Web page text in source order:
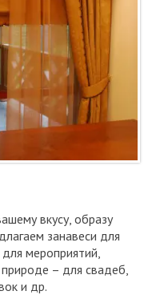
вкусу, образу
занавеси для
мероприятий,
– для свадеб,
и др.